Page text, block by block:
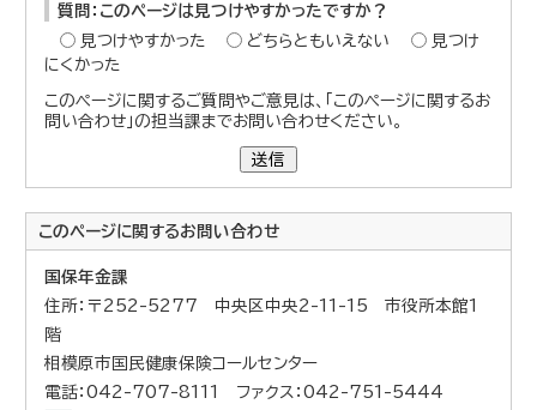
質問：このページは見つけやすかったですか？
見つけやすかった
どちらともいえない
見つけ
にくかった
このページに関するご質問やご意見は、「このページに関するお
問い合わせ」の担当課までお問い合わせください。
送信
このページに関するお問い合わせ
国保年金課
住所：〒252-5277 中央区中央2-11-15 市役所本館1
階
相模原市国民健康保険コールセンター
電話：042-707-8111 ファクス：042-751-5444